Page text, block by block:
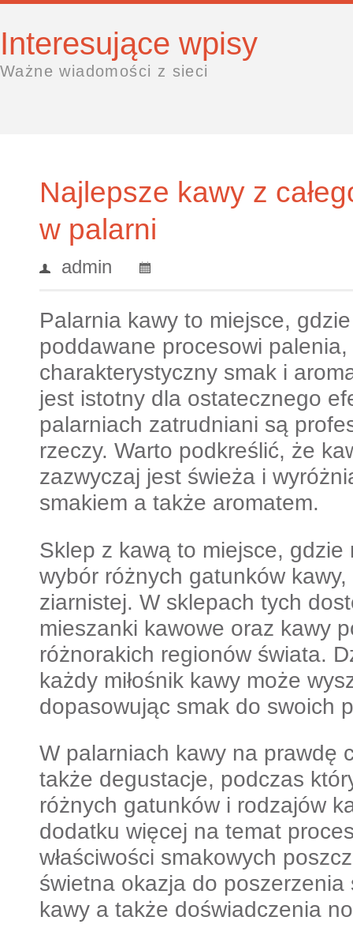
Interesujące wpisy
Ważne wiadomości z sieci
Najlepsze kawy z
w palarni
admin
Palarnia kawy to miejsce,
poddawane procesowi
charakterystyczny smak i
jest istotny dla ostatecznego
palarniach zatrudniani są
rzeczy. Warto podkreślić, że
zazwyczaj jest świeża i
smakiem a także aromatem.
Sklep z kawą to miejsce,
wybór różnych gatunków
ziarnistej. W sklepach tych
mieszanki kawowe oraz kawy
różnorakich regionów świata.
każdy miłośnik kawy może
dopasowując smak do swoich
W palarniach kawy na prawdę
także degustacje, podczas
różnych gatunków i rodzajów
dodatku więcej na temat
właściwości smakowych
świetna okazja do
kawy a także doświadczenia